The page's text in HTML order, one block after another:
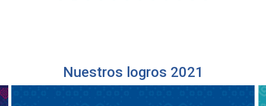
Nuestros logros 2021